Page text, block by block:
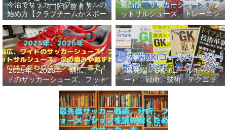
今治でサッカーやフットサルの
始め方【クラブチームかスポー
ツ少年団かスクールを選ぶ基
準】小学生、幼児（年長・年
中）、サッカー
最新版 サッカーシューズ、フ
ットサルシューズ、トレーニン
グシューズのパフォーマンス向
上は軽いカンガルー革で！痛み
改善、足にフィット！
2025年、2026年 幅広、ワイ
ドのサッカーシューズ、フット
サルシューズ、足の痛みや靴ず
れにはこだわりはカンガルー革
で！
最先端 GK（ゴールキーパ
ー） 戦術、技術、テクニッ
ク、メンタルをレベルアップし
世界基準へ 練習メニューなど
選手、指導者おすすめ本 11
選